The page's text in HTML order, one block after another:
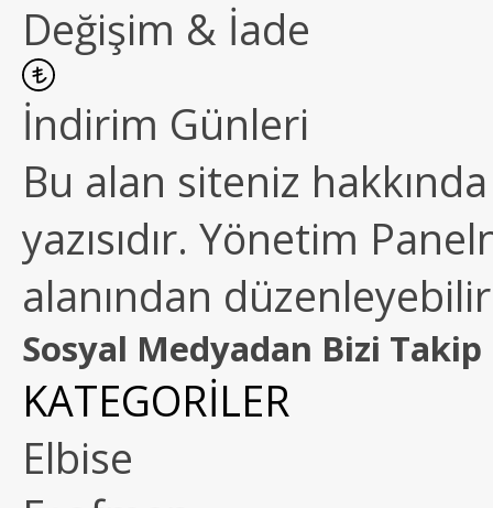
Değişim & İade
İndirim Günleri
Bu alan siteniz
yazısıdır. Yönetim
alanından
Sosyal Medyadan Bizi Takip
KATEGORİLER
Elbise